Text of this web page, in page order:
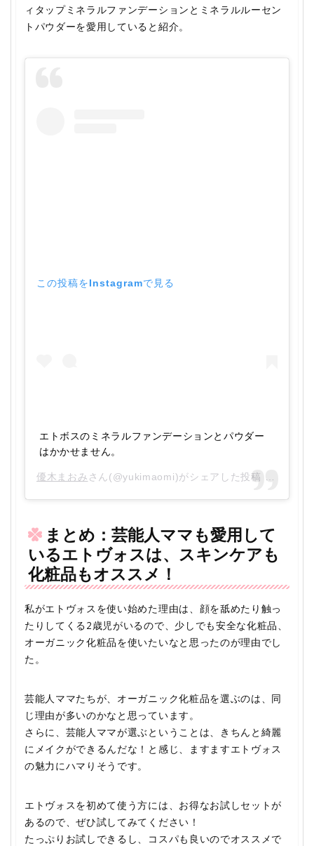
ィタップミネラルファンデーションとミネラルルーセン
トパウダーを愛用していると紹介。
この投稿をInstagramで見る
エトボスのミネラルファンデーションとパウダー
はかかせません。
優木まおみ さん(@yukimaomi)がシェアした投稿 –
まとめ：芸能人ママも愛用して
いるエトヴォスは、スキンケアも
化粧品もオススメ！
私がエトヴォスを使い始めた理由は、顔を舐めたり触っ
たりしてくる2歳児がいるので、少しでも安全な化粧品、
オーガニック化粧品を使いたいなと思ったのが理由でし
た。
芸能人ママたちが、オーガニック化粧品を選ぶのは、同
じ理由が多いのかなと思っています。
さらに、芸能人ママが選ぶということは、きちんと綺麗
にメイクができるんだな！と感じ、ますますエトヴォス
の魅力にハマりそうです。
エトヴォスを初めて使う方には、お得なお試しセットが
あるので、ぜひ試してみてください！
たっぷりお試しできるし、コスパも良いのでオススメで